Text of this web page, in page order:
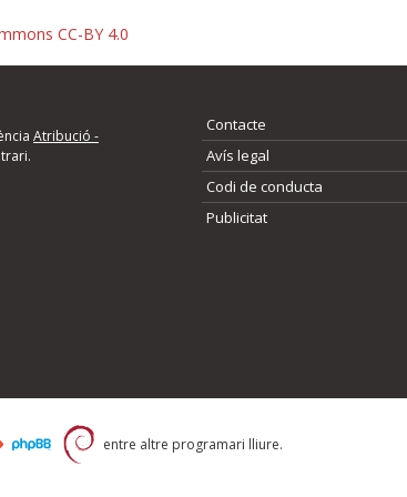
que
CC-BY 4.0
Atribució -
Contacte
Avís legal
Codi de conducta
Publicitat
entre altre programari lliure.